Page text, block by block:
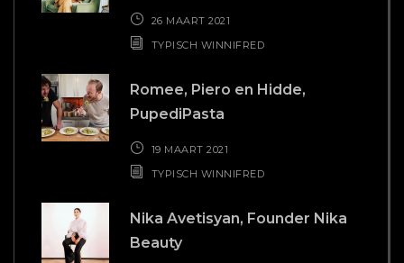
26 MAART 2021
TYPISCH WINNIFRED
Romee, Piero en Hidde,
PupediPasta
19 MAART 2021
TYPISCH WINNIFRED
Nika Avetisyan, Founder Nika
Beauty